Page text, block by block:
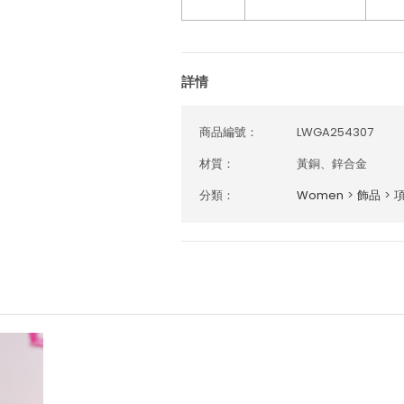
詳情
商品編號：
LWGA254307
材質：
黃銅、鋅合金
分類：
Women > 飾品 >